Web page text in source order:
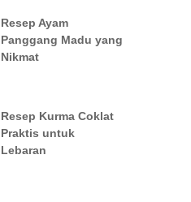
Resep Ayam
Panggang Madu yang
Nikmat
Resep Kurma Coklat
Praktis untuk
Lebaran